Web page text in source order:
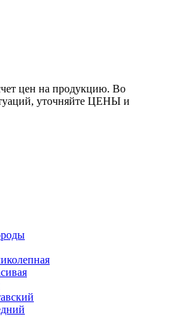
цен на продукцию. Во
уточняйте ЦЕНЫ и